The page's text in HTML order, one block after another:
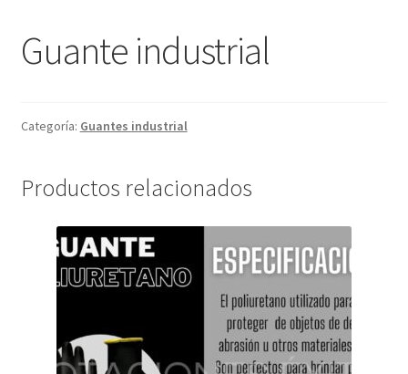
Guante industrial
Categoría: Guantes industrial
Productos relacionados